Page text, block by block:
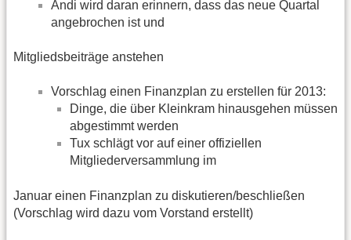
Andi wird daran erinnern, dass das neue Quartal
angebrochen ist und
Mitgliedsbeiträge anstehen
Vorschlag einen Finanzplan zu erstellen für 2013:
Dinge, die über Kleinkram hinausgehen müssen
abgestimmt werden
Tux schlägt vor auf einer offiziellen
Mitgliederversammlung im
Januar einen Finanzplan zu diskutieren/beschließen
(Vorschlag wird dazu vom Vorstand erstellt)